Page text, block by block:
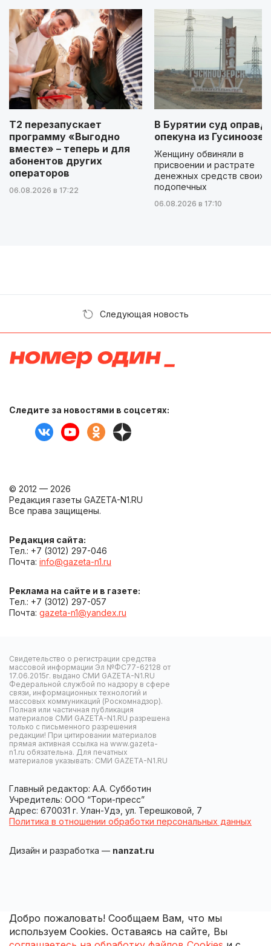
Т2 перезапускает
программу «Выгодно
вместе» – теперь и для
абонентов других
операторов
06.08.2026 в 17:22
В Бурятии суд
опекуна из
Женщину обвиняли в
присвоении и растрате
денежных средств своих
подопечных
06.08.2026 в 17:10
Следующая новость
Следите за новостями в соцсетях:
© 2012 — 2026
Редакция газеты GAZETA-N1.RU
Все права защищены.
Редакция сайта:
Тел.: +7 (3012) 297-046
Почта: info@gazeta-n1.ru
Реклама на сайте и в газете:
Тел.: +7 (3012) 297-057
Почта: gazeta-n1@yandex.ru
Свидетельство о регистрации средства
массовой информации Эл №ФС77-62128 от
17.06.2015г. выдано СМИ GAZETA-N1.RU
Федеральной службой по надзору в сфере
связи, информационных технологий и
массовых коммуникаций (Роскомнадзор).
Полная или частичная публикация
материалов СМИ GAZETA-N1.RU разрешена
только с письменного разрешения
редакции! При цитировании материалов
прямая активная ссылка на www.gazeta-
n1.ru обязательна. Для печатных
материалов указывать: СМИ GAZETA-N1.RU
Главный редактор: А.А. Субботин
Учредитель: ООО “Тори-пресс”
Адрес: 670031 г. Улан-Удэ, ул. Терешковой, 7
Политика в отношении обработки персональных данных
Дизайн и разработка — nanzat.ru
Добро пожаловать! Сообщаем Вам, что мы
используем Cookies. Оставаясь на сайте, Вы